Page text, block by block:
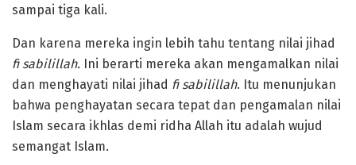
sampai tiga kali.
Dan karena mereka ingin lebih tahu tentang nilai jihad
fi sabilillah. Ini berarti mereka akan mengamalkan nilai
dan menghayati nilai jihad fi sabilillah. Itu menunjukan
bahwa penghayatan secara tepat dan pengamalan nilai
Islam secara ikhlas demi ridha Allah itu adalah wujud
semangat Islam.